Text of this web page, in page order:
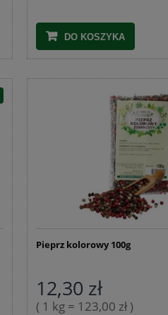
DO KOSZYKA
Pieprz kolorowy 100g
12,30 zł
( 1 kg = 123,00 zł )